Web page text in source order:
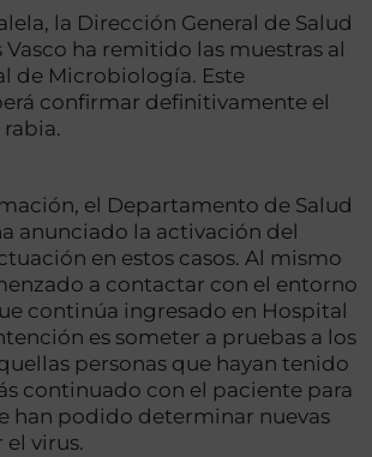
la Dirección General de Salud
ha remitido las muestras al
de Microbiología. Este
confirmar definitivamente el
el Departamento de Salud
anunciado la activación del
en estos casos. Al mismo
a contactar con el entorno
continúa ingresado en Hospital
es someter a pruebas a los
personas que hayan tenido
continuado con el paciente para
han podido determinar nuevas
virus.